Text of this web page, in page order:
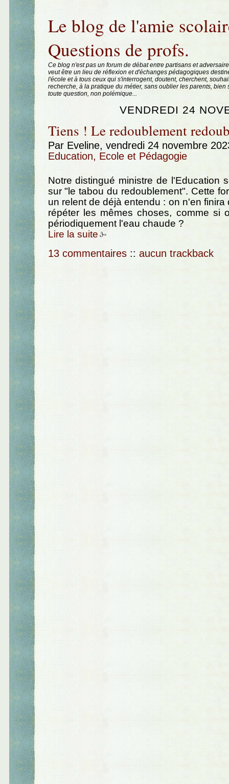
Le blog de l'amie
Questions de profs.
Ce blog n'est pas un forum de débat entre partisans et
veut être un lieu de réflexion et d'échanges pédagogiques
l'école et à tous ceux qui s'interrogent, doutent, cherchent,
recherche, à la pratique du métier, sans oublier les parents, bien
toute question, non polémique...
VENDREDI 24
Tiens ! Le redoublement
Par Eveline, vendredi 24 novembre
Education, Ecole et Pédagogie
Notre distingué ministre de l'Education
sur "le tabou du redoublement". Cette
un relent de déjà entendu : on n'en finira
répéter les mêmes choses, comme si
périodiquement l'eau chaude ?
Lire la suite
13 commentaires :: aucun trackback